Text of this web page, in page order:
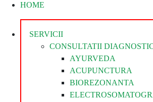
Divina
SteauaHOME
SERVICII
CONSULTATII
AYURVEDA
ACUPUNCTURA
BIOREZONANTA